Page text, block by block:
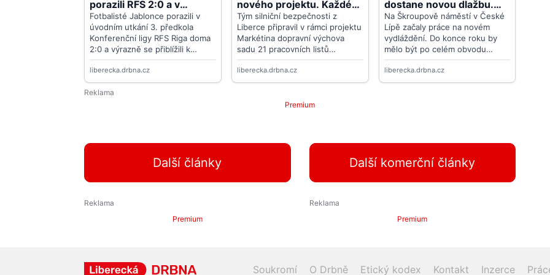
Premium
Další články Další komerční články
Premium Premium
Soukromí O Drbně Etický kodex Kontakt Inzerce